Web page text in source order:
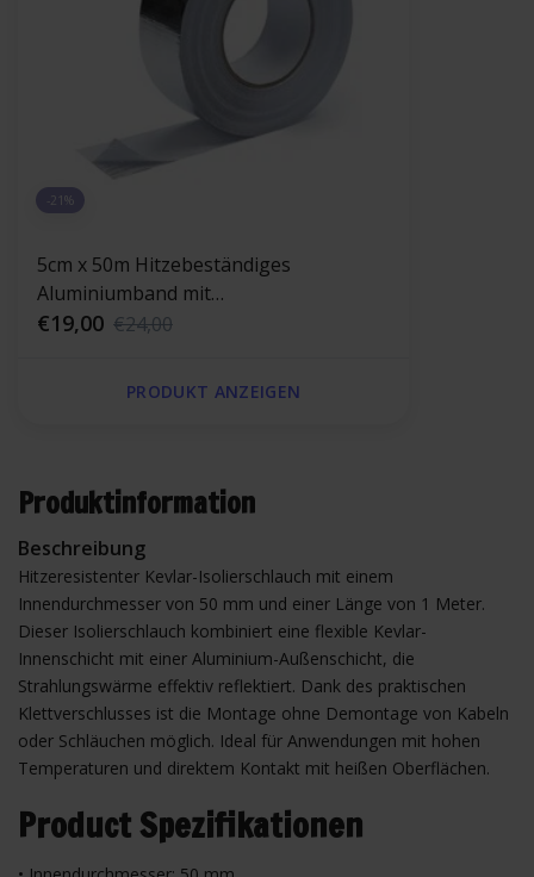
-21%
5cm x 50m Hitzebeständiges
Aluminiumband mit
Glasfaserverstärkung 120 °C
€19,00 €24,00
PRODUKT ANZEIGEN
Produktinformation
Beschreibung
Hitzeresistenter Kevlar-Isolierschlauch mit einem
Innendurchmesser von 50 mm und einer Länge von 1 Meter.
Dieser Isolierschlauch kombiniert eine flexible Kevlar-
Innenschicht mit einer Aluminium-Außenschicht, die
Strahlungswärme effektiv reflektiert. Dank des praktischen
Klettverschlusses ist die Montage ohne Demontage von Kabeln
oder Schläuchen möglich. Ideal für Anwendungen mit hohen
Temperaturen und direktem Kontakt mit heißen Oberflächen.
Product Spezifikationen